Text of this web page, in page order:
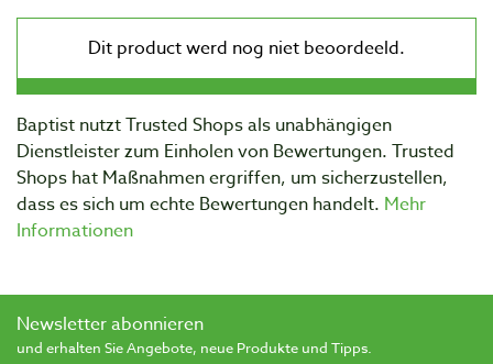
Baptist nutzt Trusted Shops als unabhängigen
Dienstleister zum Einholen von Bewertungen. Trusted
Shops hat Maßnahmen ergriffen, um sicherzustellen,
dass es sich um echte Bewertungen handelt. Mehr
Informationen
Newsletter abonnieren
und erhalten Sie Angebote, neue Produkte und Tipps.